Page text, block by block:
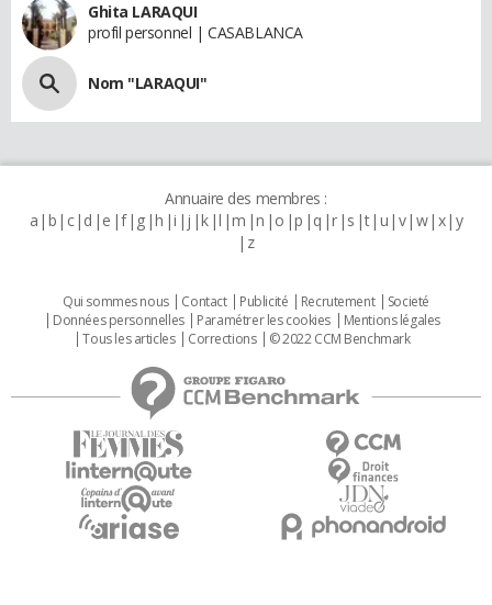
Ghita LARAQUI
profil personnel | CASABLANCA
Nom "LARAQUI"
Annuaire des membres :
a b c d e f g h i j k l m n o p q r s t u v w x y
z
Qui sommes nous Contact Publicité Recrutement
Societé
Données personnelles
Paramétrer les cookies
Mentions légales
Tous les articles
Corrections © 2022 CCM Benchmark